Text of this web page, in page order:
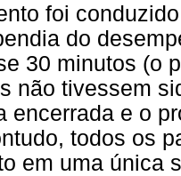
foi
do
30 minutos (o
não tivessem
encerrada e o
todos os
em uma única